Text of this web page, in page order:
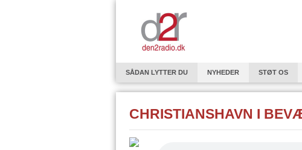
SÅDAN LYTTER DU NYHEDER STØT OS
EUROPAPROFILEN - OM INDVANDRERE OG
GODT NYTÅR HØRELSE SERIE: 15
MICHAEL FALCH - EN ROCKPOET KRYDSER SIT
CHRISTIANSHAVN I